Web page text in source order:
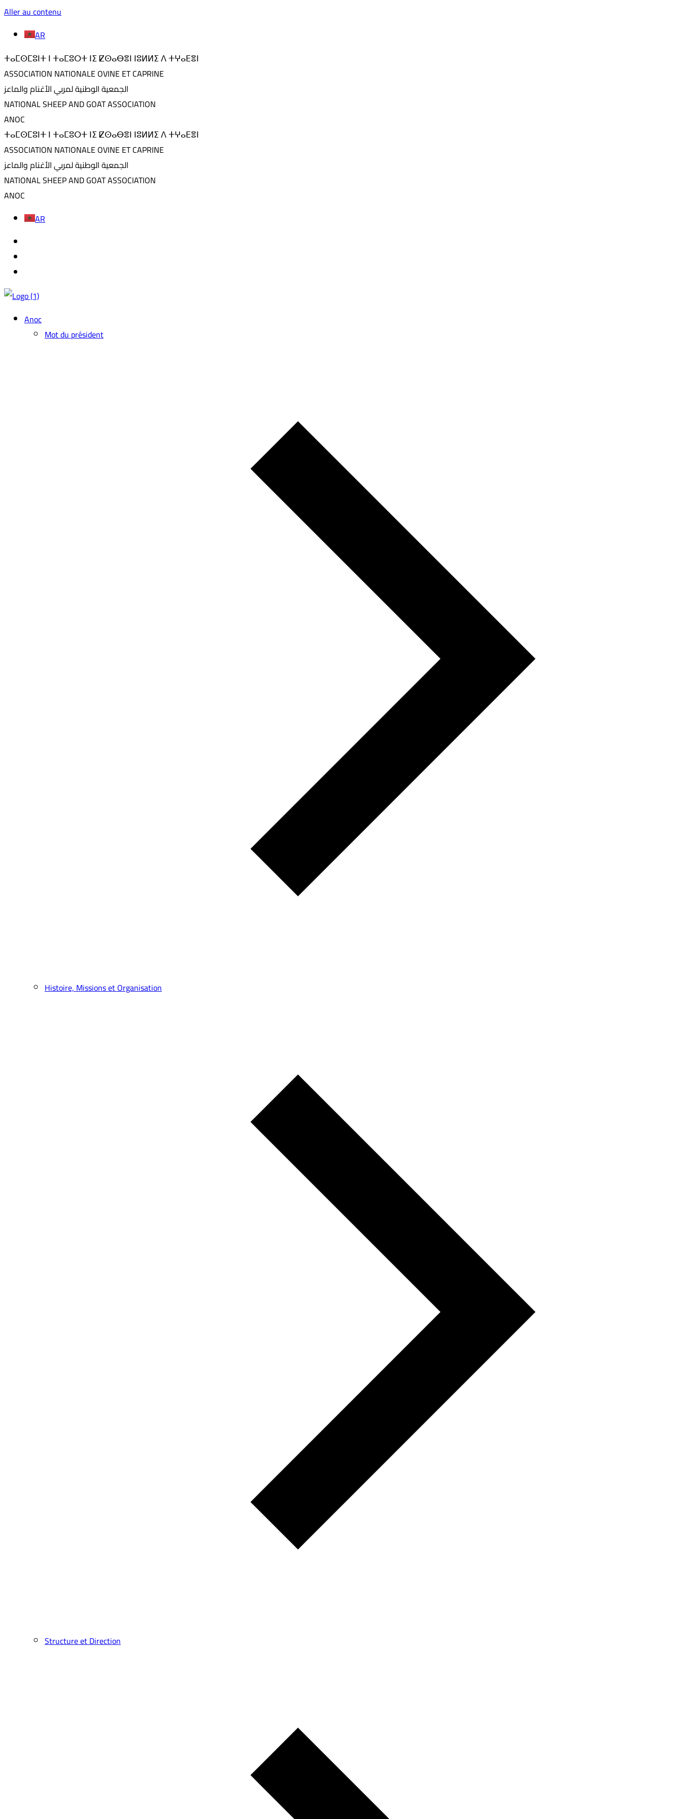
Aller au contenu
AR
ⵜⴰⵎⵙⵎⵓⵏⵜ ⵏ ⵜⴰⵎⵓⵔⵜ ⵏⵉ ⵇⵙⴰⴱⴻⵏ ⵏⵓⵍⵍⵉ ⴷ ⵜⵖⴰⴹⴻⵏ
ASSOCIATION NATIONALE OVINE ET CAPRINE
الجمعية الوطنية لمربي الأغنام والماعز
NATIONAL SHEEP AND GOAT ASSOCIATION
ANOC
ⵜⴰⵎⵙⵎⵓⵏⵜ ⵏ ⵜⴰⵎⵓⵔⵜ ⵏⵉ ⵇⵙⴰⴱⴻⵏ ⵏⵓⵍⵍⵉ ⴷ ⵜⵖⴰⴹⴻⵏ
ASSOCIATION NATIONALE OVINE ET CAPRINE
الجمعية الوطنية لمربي الأغنام والماعز
NATIONAL SHEEP AND GOAT ASSOCIATION
ANOC
AR
Anoc
Mot du président
Histoire, Missions et Organisation
Structure et Direction